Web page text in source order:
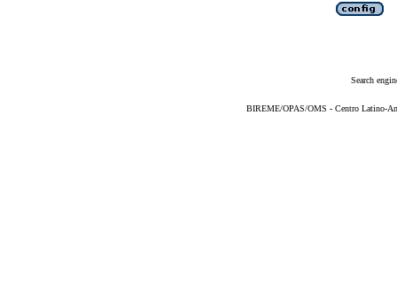
Search
BIREME/OPAS/OMS - Centro Latino-